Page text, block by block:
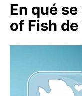
En qué
of Fish